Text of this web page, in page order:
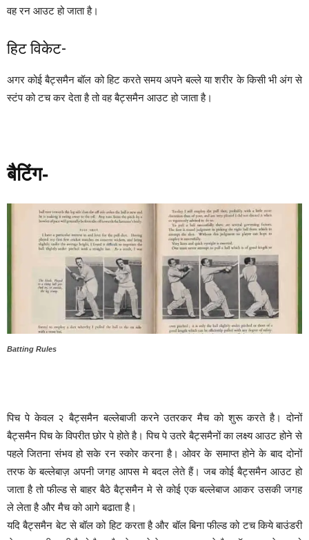
वह रन आउट हो जाता है।
हिट विकेट-
अगर कोई बैट्समैन बॉल को हिट करते समय अपने बल्ले या शरीर के किसी भी अंग से
स्टंप को टच कर देता है तो वह बैट्समैन आउट हो जाता है।
बैटिंग-
Batting Rules
पिच पे केवल २ बैट्समैन बल्लेबाजी करने उतरकर मैच को शुरू करते है। दोनों
बैट्समैन पिच के विपरीत छोर पे होते है। पिच पे उतरे बैट्समैनों का लक्ष्य आउट होने से
पहले जितना संभव हो सके रन स्कोर करना है। ओवर के समाप्त होने के बाद दोनों
तरफ के बल्लेबाज़ अपनी जगह आपस मे बदल लेते हैं। जब कोई बैट्समैन आउट हो
जाता है तो फील्ड से बाहर बैठे बैट्समैन मे से कोई एक बल्लेबाज आकर उसकी जगह
ले लेता है और मैच को आगे बढाता है।
यदि बैट्समैन बेट से बॉल को हिट करता है और बॉल बिना फील्ड को टच किये बाउंडरी